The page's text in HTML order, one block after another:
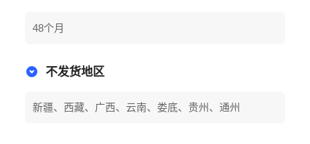
48个月
不发货地区
新疆、西藏、广西、云南、娄底、贵州、通州